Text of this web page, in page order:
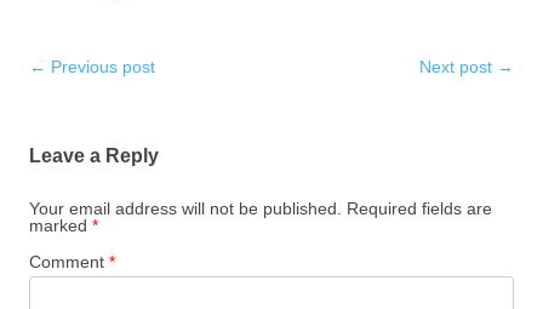
Post
← Previous post Next post →
Leave a Reply
Your email address will not be published.
Required fields are
marked *
Comment *